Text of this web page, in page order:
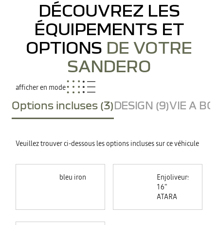
DÉCOUVREZ LES
ÉQUIPEMENTS ET
OPTIONS DE VOTRE
SANDERO
afficher en mode
Options incluses (3)DESIGN (9)VIE A
Veuillez trouver ci-dessous les options incluses sur ce véhicule
bleu iron
Enjoliveurs
16"
ATARA